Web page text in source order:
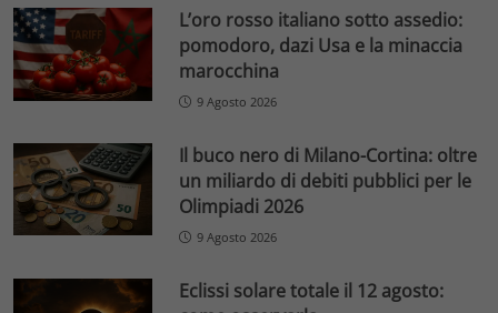
L’oro rosso italiano sotto assedio:
pomodoro, dazi Usa e la minaccia
marocchina
9 Agosto 2026
Il buco nero di Milano-Cortina: oltre
un miliardo di debiti pubblici per le
Olimpiadi 2026
9 Agosto 2026
Eclissi solare totale il 12 agosto: